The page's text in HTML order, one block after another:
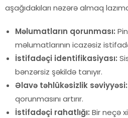
aşağıdakıları nəzərə almaq
Məlumatların qorunması:
məlumatlarının icazəsiz
İstifadəçi identifikasiyası:
bənzərsiz şəkildə tanıyır.
Əlavə təhlükəsizlik səviyyəsi:
qorunmasını artırır.
İstifadəçi rahatlığı: Bir neçə